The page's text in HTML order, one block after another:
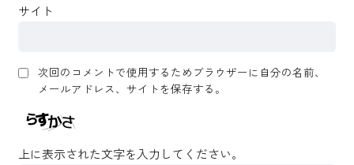
サイト
次回のコメントで使用するためブラウザーに自分の名前、
メールアドレス、サイトを保存する。
上に表示された文字を入力してください。